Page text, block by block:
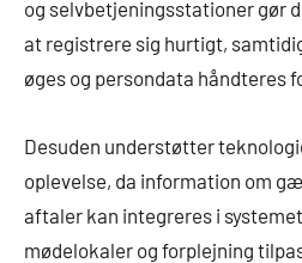
og selvbetjeningsstationer gør
at registrere sig hurtigt,
øges og persondata håndteres
Desuden understøtter
oplevelse, da information om
aftaler kan integreres i
mødelokaler og forplejning